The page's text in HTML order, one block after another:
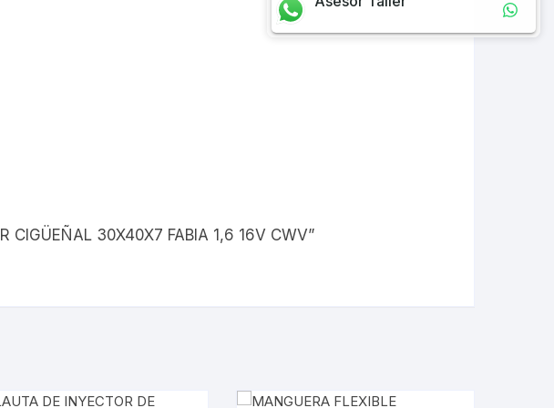
CIGÜEÑAL 30X40X7 FABIA 1,6 16V CWV”